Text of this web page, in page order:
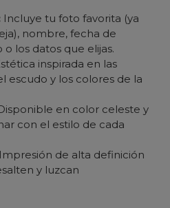
Incluye tu foto favorita (ya
nombre, fecha de
los datos que elijas.
inspirada en las
escudo y los colores de la
en color celeste y
con el estilo de cada
Impresión de alta definición
y luzcan